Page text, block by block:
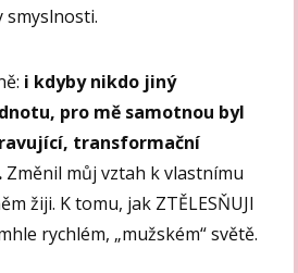
smyslnosti.
i kdyby nikdo jiný
pro mě samotnou byl
transformační
Změnil můj vztah k vlastnímu
žiji. K tomu, jak ZTĚLESŇUJI
rychlém, „mužském“ světě.